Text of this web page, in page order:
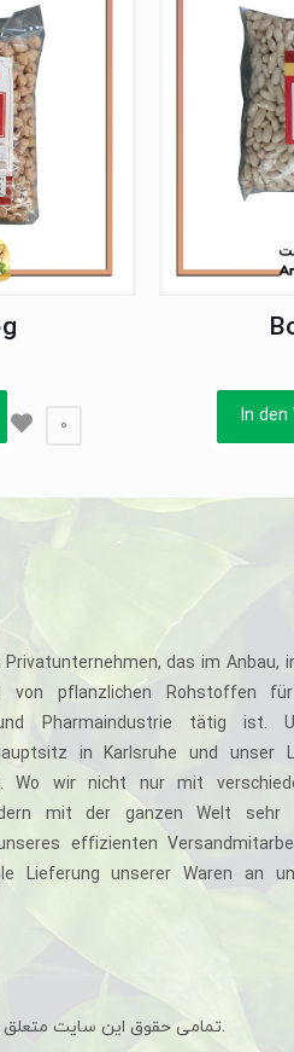
0 In den
das im Anbau,
von pflanzlichen Rohstoffen
Pharmaindustrie tätig ist.
in Karlsruhe und unser
Wo wir nicht nur mit
mit der ganzen Welt sehr
effizienten
Lieferung unserer Waren an
تمامی حقوق این سایت متعلق به مجموعه آرین پلنت می باشد.